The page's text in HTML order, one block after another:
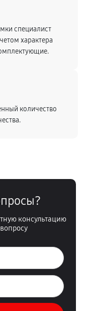
специалист
характера
количество
консультацию